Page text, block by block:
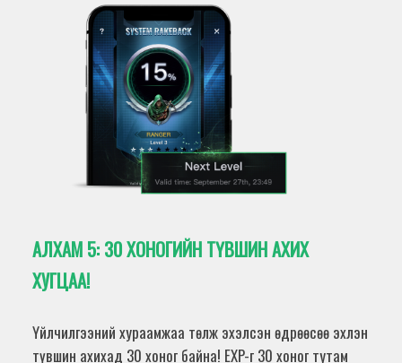
АЛХАМ 5:30 ХОНОГИЙН ТҮВШИН АХИХ
ХУГЦАА!
Үйлчилгээний хураамжаа төлж эхэлсэн өдрөөсөө эхлэн
түвшин ахихад 30 хоног байна! EXP-г 30 хоног тутам